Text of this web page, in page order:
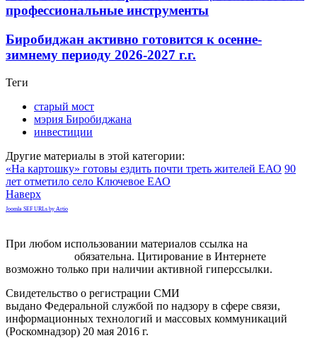
профессиональные инструменты
Биробиджан активно готовится к осенне-
зимнему периоду 2026-2027 г.г.
Теги
старый мост
мэрия Биробиджана
инвестиции
Другие материалы в этой категории:
«На картошку» готовы ездить почти треть жителей ЕАО 90
лет отметило село Ключевое ЕАО
Наверх
Joomla SEF URLs by Artio
При любом использовании материалов ссылка на
обязательна. Цитирование в Интернете
возможно только при наличии активной гиперссылки.
Свидетельство о регистрации СМИ
выдано Федеральной службой по надзору в сфере связи,
информационных технологий и массовых коммуникаций
(Роскомнадзор) 20 мая 2016 г.